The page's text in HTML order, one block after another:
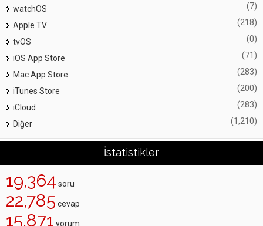
watchOS (7)
Apple TV (218)
tvOS (0)
iOS App Store (71)
Mac App Store (283)
iTunes Store (200)
iCloud (283)
Diğer (1,210)
İstatistikler
19,364 soru
22,785 cevap
15,871 yorum